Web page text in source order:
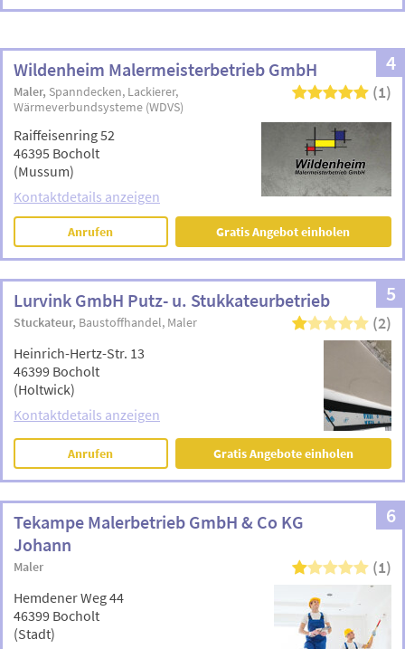
4
Wildenheim Malermeisterbetrieb GmbH
Maler Spanndecken Lackierer
Wärmeverbundsysteme (WDVS)
(1)
Raiffeisenring 52
46395 Bocholt
(Mussum)
Kontaktdetails anzeigen
Anrufen Gratis Angebot einholen
5
Lurvink GmbH Putz- u. Stukkateurbetrieb
Stuckateur Baustoffhandel Maler (2)
Heinrich-Hertz-Str. 13
46399 Bocholt
(Holtwick)
Kontaktdetails anzeigen
Anrufen Gratis Angebote einholen
6
Tekampe Malerbetrieb GmbH & Co KG
Johann
Maler (1)
Hemdener Weg 44
46399 Bocholt
(Stadt)